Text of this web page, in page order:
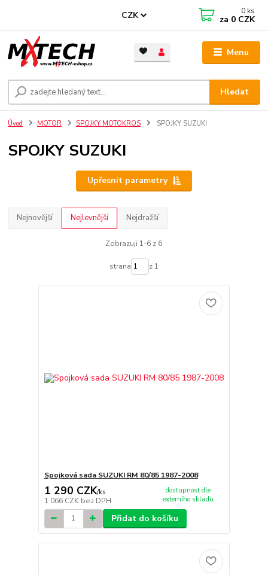
Menu
CZK
Hledat
0 ks
za 0 CZK
Úvod MOTOR SPOJKY MOTOKROS SPOJKY SUZUKI
SPOJKY SUZUKI
Upřesnit parametry
Nejnovější Nejlevnější Nejdražší
Zobrazuji 1-6 z 6
strana z 1
Spojková sada SUZUKI RM 80/85 1987-2008
1 290 CZK/ks
1 066 CZK bez DPH
dostupnost dle
externího skladu
Přidat do košíku